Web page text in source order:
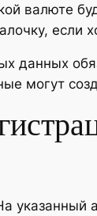
валюте
если
данных
могут